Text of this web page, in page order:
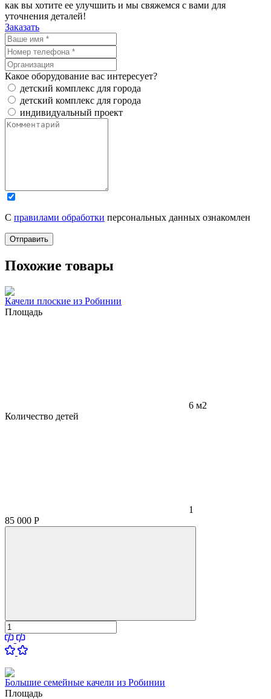
как вы хотите ее улучшить и мы свяжемся с вами для
уточнения деталей!
Заказать
Какое оборудование вас интересует?
детский комплекс для города
детский комплекс для города
индивидуальный проект
С правилами обработки персональных данных ознакомлен
Отправить
Похожие товары
Качели плоские из Робинии
Площадь
6 м2
Количество детей
1
85 000 Р
Большие семейные качели из Робинии
Площадь